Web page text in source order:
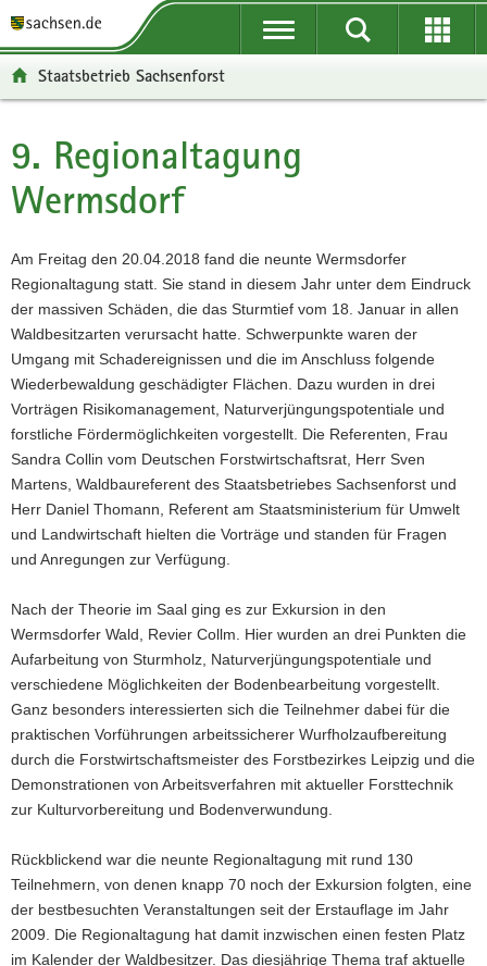
t
ü
b
e
g
r
e
i
f
e
n
d
e
N
a
v
i
a
t
i
o
n
t
n
a
v
g
a
t
i
o
n
p
n
h
a
t
t
e
n
o
r
m
a
t
i
o
n
t
-
B
e
e
i
c
h
Staatsbetrieb Sachsenforst
Hauptinhalt
9. Regionaltagung
Wermsdorf
Am Freitag den 20.04.2018 fand die neunte Wermsdorfer
Regionaltagung statt. Sie stand in diesem Jahr unter dem Eindruck
der massiven Schäden, die das Sturmtief vom 18. Januar in allen
Waldbesitzarten verursacht hatte. Schwerpunkte waren der
Umgang mit Schadereignissen und die im Anschluss folgende
Wiederbewaldung geschädigter Flächen. Dazu wurden in drei
Vorträgen Risikomanagement, Naturverjüngungspotentiale und
forstliche Fördermöglichkeiten vorgestellt. Die Referenten, Frau
Sandra Collin vom Deutschen Forstwirtschaftsrat, Herr Sven
Martens, Waldbaureferent des Staatsbetriebes Sachsenforst und
Herr Daniel Thomann, Referent am Staatsministerium für Umwelt
und Landwirtschaft hielten die Vorträge und standen für Fragen
und Anregungen zur Verfügung.
Nach der Theorie im Saal ging es zur Exkursion in den
Wermsdorfer Wald, Revier Collm. Hier wurden an drei Punkten die
Aufarbeitung von Sturmholz, Naturverjüngungspotentiale und
verschiedene Möglichkeiten der Bodenbearbeitung vorgestellt.
Ganz besonders interessierten sich die Teilnehmer dabei für die
praktischen Vorführungen arbeitssicherer Wurfholzaufbereitung
durch die Forstwirtschaftsmeister des Forstbezirkes Leipzig und die
Demonstrationen von Arbeitsverfahren mit aktueller Forsttechnik
zur Kulturvorbereitung und Bodenverwundung.
Rückblickend war die neunte Regionaltagung mit rund 130
Teilnehmern, von denen knapp 70 noch der Exkursion folgten, eine
der bestbesuchten Veranstaltungen seit der Erstauflage im Jahr
2009. Die Regionaltagung hat damit inzwischen einen festen Platz
im Kalender der Waldbesitzer. Das diesjährige Thema traf aktuelle